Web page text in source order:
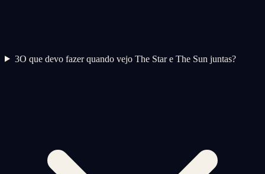
3O que devo fazer quando vejo The Star e The Sun juntas?